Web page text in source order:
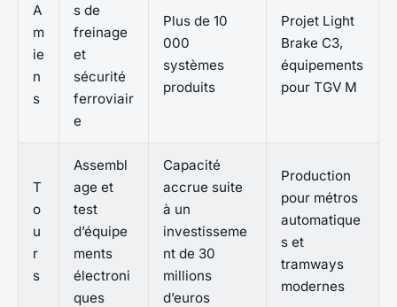
A
m
ie
n
s
s de
freinage
et
sécurité
ferroviair
e
Plus de 10
000
systèmes
produits
Projet Light
Brake C3,
équipements
pour TGV M
T
o
u
r
s
Assembl
age et
test
d’équipe
ments
électroni
ques
Capacité
accrue suite
à un
investisseme
nt de 30
millions
d’euros
Production
pour métros
automatique
s et
tramways
modernes